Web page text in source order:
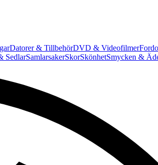
Datorer & TillbehörDVD & Videofilmer
SedlarSamlarsakerSkorSkönhetSmycken &